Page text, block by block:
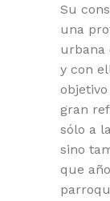
Su
una
urbana
y con
gran
sólo a
sino
que